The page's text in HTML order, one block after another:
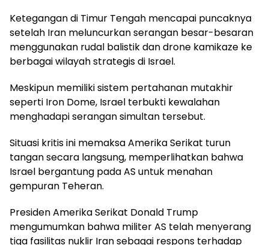
Ketegangan di Timur Tengah mencapai puncaknya
setelah Iran meluncurkan serangan besar-besaran
menggunakan rudal balistik dan drone kamikaze ke
berbagai wilayah strategis di Israel.
Meskipun memiliki sistem pertahanan mutakhir
seperti Iron Dome, Israel terbukti kewalahan
menghadapi serangan simultan tersebut.
Situasi kritis ini memaksa Amerika Serikat turun
tangan secara langsung, memperlihatkan bahwa
Israel bergantung pada AS untuk menahan
gempuran Teheran.
Presiden Amerika Serikat Donald Trump
mengumumkan bahwa militer AS telah menyerang
tiga fasilitas nuklir Iran sebagai respons terhadap